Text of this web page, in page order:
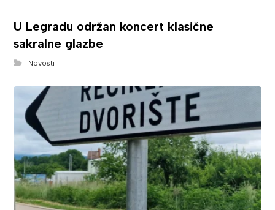
U Legradu održan koncert klasične
sakralne glazbe
Novosti